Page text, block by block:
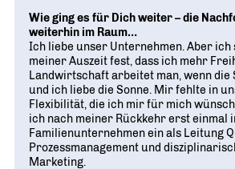
Wie ging es für Dich weiter – die
weiterhin im Raum…
Ich liebe unser Unternehmen. Aber ich
meiner Auszeit fest, dass ich mehr
Landwirtschaft arbeitet man, wenn die
und ich liebe die Sonne. Mir fehlte in
Flexibilität, die ich mir für mich
ich nach meiner Rückkehr erst einmal
Familienunternehmen ein als Leitung
Prozessmanagement und
Marketing.